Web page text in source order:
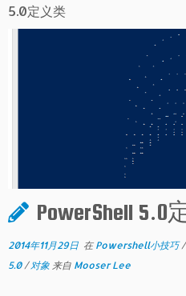
5.0定义类
PowerShell
2014年11月29日 在 Powershell小技巧/
5.0/对象 来自 Mooser Lee